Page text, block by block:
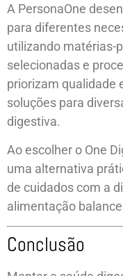
A PersonaOne
para diferentes
utilizando matérias-
selecionadas e
priorizam qualidade
soluções para
digestiva.
Ao escolher o One
uma alternativa
de cuidados com a
alimentação
Conclusão